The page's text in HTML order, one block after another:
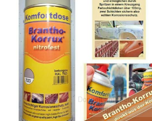
Doppelt antippen zum
vergrößern